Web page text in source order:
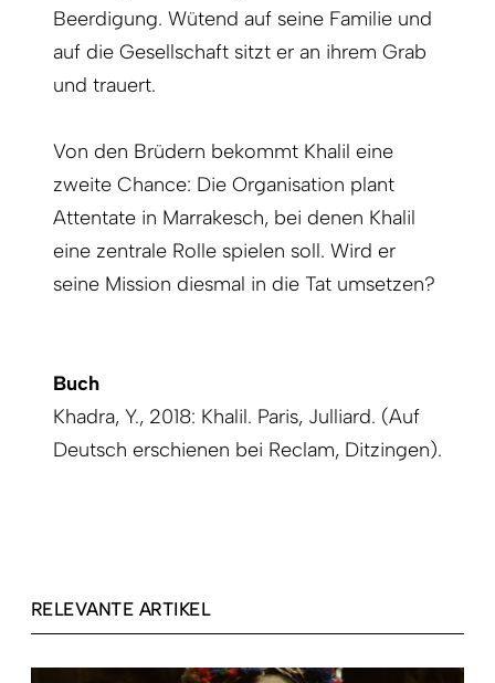
Beerdigung. Wütend auf seine Familie und
auf die Gesellschaft sitzt er an ihrem Grab
und trauert.
Von den Brüdern bekommt Khalil eine
zweite Chance: Die Organisation plant
Attentate in Marrakesch, bei denen Khalil
eine zentrale Rolle spielen soll. Wird er
seine Mission diesmal in die Tat umsetzen?
Buch
Khadra, Y., 2018: Khalil. Paris, Julliard. (Auf
Deutsch erschienen bei Reclam, Ditzingen).
RELEVANTE ARTIKEL